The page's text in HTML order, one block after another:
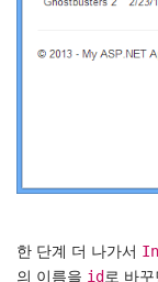
한 단계 더 나가서
의 이름을 id 로 바꾸